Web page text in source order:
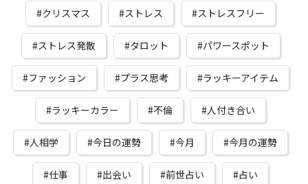
クリスマス ストレス ストレスフリー
ストレス発散 タロット パワースポット
ファッション プラス思考 ラッキーアイテム
ラッキーカラー 不倫 人付き合い
人相学 今日の運勢 今月 今月の運勢
仕事 出会い 前世占い 占い